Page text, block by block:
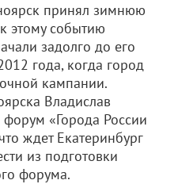
принял зимнюю
этому событию
задолго до его
года, когда город
кампании.
Владислав
«Города России
ждет Екатеринбург
из подготовки
форума.